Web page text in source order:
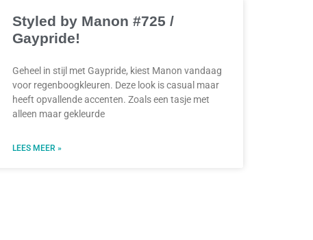
Styled by Manon #725 /
Gaypride!
Geheel in stijl met Gaypride, kiest Manon vandaag
voor regenboogkleuren. Deze look is casual maar
heeft opvallende accenten. Zoals een tasje met
alleen maar gekleurde
LEES MEER »